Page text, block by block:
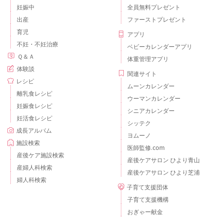
妊娠中
出産
育児
不妊・不妊治療
Ｑ＆Ａ
体験談
レシピ
離乳食レシピ
妊娠食レシピ
妊活食レシピ
成長アルバム
施設検索
産後ケア施設検索
産婦人科検索
婦人科検索
全員無料プレゼント
ファーストプレゼント
アプリ
ベビーカレンダーアプリ
体重管理アプリ
関連サイト
ムーンカレンダー
ウーマンカレンダー
シニアカレンダー
シッテク
ヨムーノ
医師監修.com
産後ケアサロン ひより青山
産後ケアサロン ひより芝浦
子育て支援団体
子育て支援機構
おぎゃー献金